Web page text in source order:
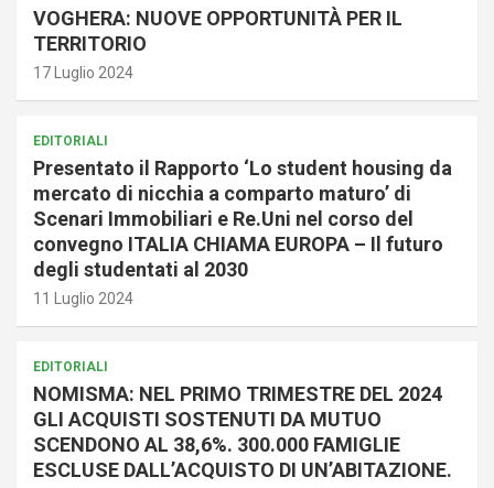
VOGHERA: NUOVE OPPORTUNITÀ PER IL
TERRITORIO
17 Luglio 2024
EDITORIALI
Presentato il Rapporto ‘Lo student housing da
mercato di nicchia a comparto maturo’ di
Scenari Immobiliari e Re.Uni nel corso del
convegno ITALIA CHIAMA EUROPA – Il futuro
degli studentati al 2030
11 Luglio 2024
EDITORIALI
NOMISMA: NEL PRIMO TRIMESTRE DEL 2024
GLI ACQUISTI SOSTENUTI DA MUTUO
SCENDONO AL 38,6%. 300.000 FAMIGLIE
ESCLUSE DALL’ACQUISTO DI UN’ABITAZIONE.